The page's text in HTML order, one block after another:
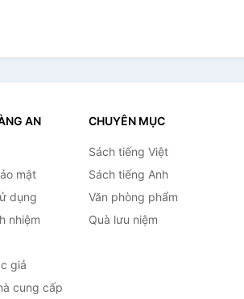
AN
mật
dụng
nhiệm
giả
cung cấp
CHUYÊN MỤC
Sách tiếng Việt
Sách tiếng Anh
Văn phòng phẩm
Quà lưu niệm